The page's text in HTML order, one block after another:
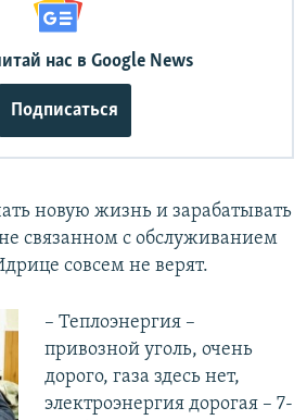
нас в Google News
Подписаться
новую жизнь и зарабатывать
связанном с обслуживанием
совсем не верят.
– Теплоэнергия –
привозной уголь, очень
дорого, газа здесь нет,
электроэнергия дорогая – 7-